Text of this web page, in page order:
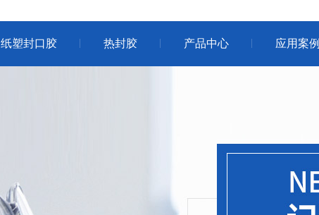
纸塑封口胶 热封胶 产品中心 应用案例